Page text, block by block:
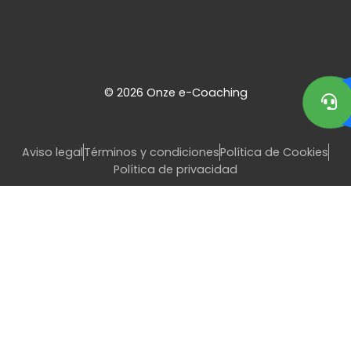
© 2026 Onze e-Coaching
Aviso legalTérminos y condicionesPolítica de Cookies
Política de privacidad